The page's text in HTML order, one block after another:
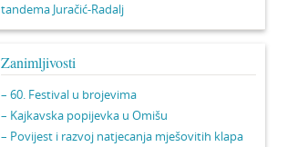
tandema Juračić-Radalj
Zanimljivosti
– 60. Festival u brojevima
– Kajkavska popijevka u Omišu
– Povijest i razvoj natjecanja mješovitih klapa